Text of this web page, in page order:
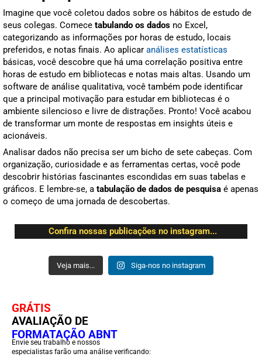
Imagine que você coletou dados sobre os hábitos de estudo de
seus colegas. Comece tabulando os dados no Excel,
categorizando as informações por horas de estudo, locais
preferidos, e notas finais. Ao aplicar análises estatísticas
básicas, você descobre que há uma correlação positiva entre
horas de estudo em bibliotecas e notas mais altas. Usando um
software de análise qualitativa, você também pode identificar
que a principal motivação para estudar em bibliotecas é o
ambiente silencioso e livre de distrações. Pronto! Você acabou
de transformar um monte de respostas em insights úteis e
acionáveis.
Analisar dados não precisa ser um bicho de sete cabeças. Com
organização, curiosidade e as ferramentas certas, você pode
descobrir histórias fascinantes escondidas em suas tabelas e
gráficos. E lembre-se, a tabulação de dados de pesquisa é apenas
o começo de uma jornada de descobertas.
Confira nossas publicações no instagram...
Veja mais... Siga-nos no instagram
GRÁTIS
AVALIAÇÃO DE
FORMATAÇÃO ABNT
Envie seu trabalho e nossos
especialistas farão uma análise verificando: